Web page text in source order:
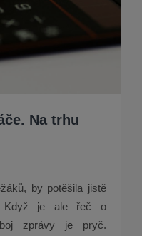
Na trhu
by potěšila jistě
Když je ale řeč o
zprávy je pryč.